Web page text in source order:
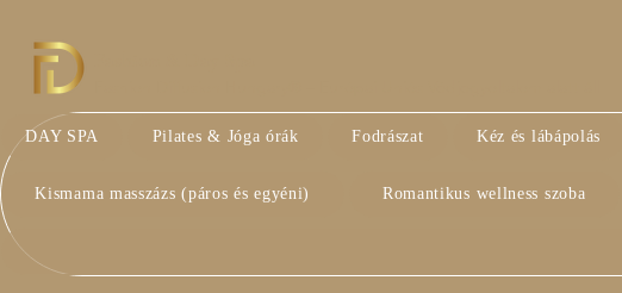
DAY SPA Pilates & Jóga órák Fodrászat Kéz és lábápolás
Kismama masszázs (páros és egyéni) Romantikus wellness szoba